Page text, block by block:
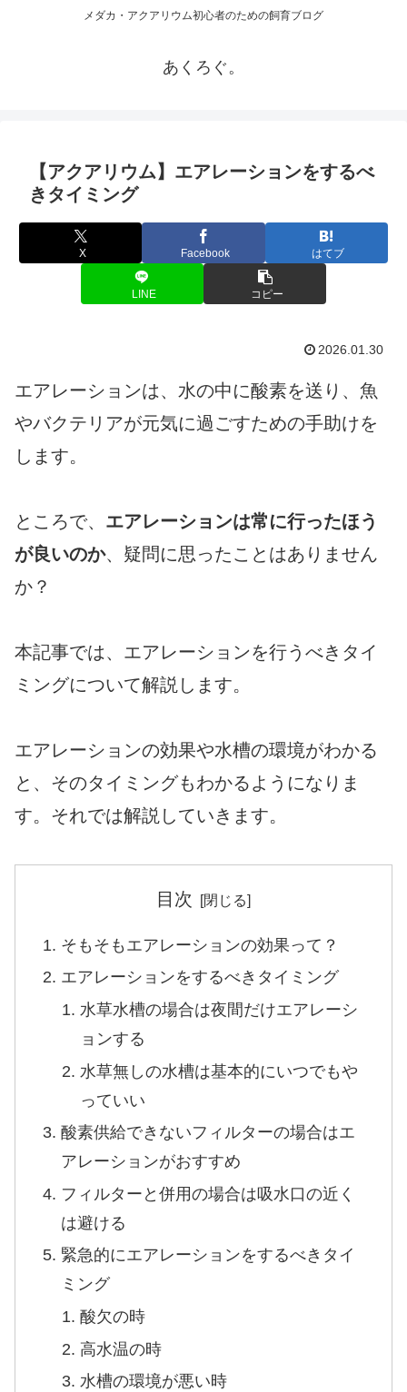
メダカ・アクアリウム初心者のための飼育ブログ
あくろぐ。
【アクアリウム】エアレーションをするべ
きタイミング
X Facebook はてブ
LINE コピー
2026.01.30
エアレーションは、水の中に酸素を送り、魚
やバクテリアが元気に過ごすための手助けを
します。
ところで、 エアレーションは常に行ったほう
が良いのか、疑問に思ったことはありません
か？
本記事では、エアレーションを行うべきタイ
ミングについて解説します。
エアレーションの効果や水槽の環境がわかる
と、そのタイミングもわかるようになりま
す。それでは解説していきます。
目次
そもそもエアレーションの効果って？
エアレーションをするべきタイミング
水草水槽の場合は夜間だけエアレーシ
ョンする
水草無しの水槽は基本的にいつでもや
っていい
酸素供給できないフィルターの場合はエ
アレーションがおすすめ
フィルターと併用の場合は吸水口の近く
は避ける
緊急的にエアレーションをするべきタイ
ミング
酸欠の時
高水温の時
水槽の環境が悪い時